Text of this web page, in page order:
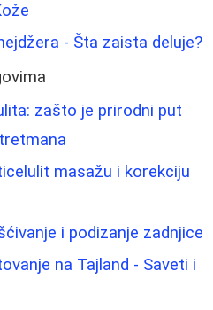
- Šta zaista deluje?
zašto je prirodni put
masažu i korekciju
i podizanje zadnjice
na Tajland - Saveti i